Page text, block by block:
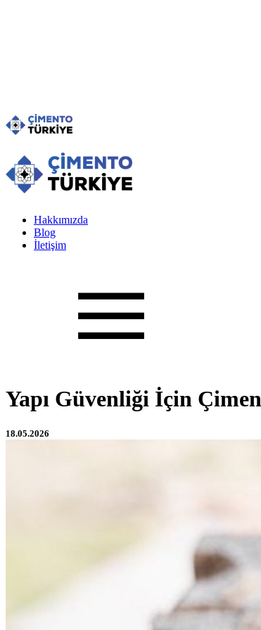
Hakkımızda
Blog
İletişim
Yapı Güvenliği İçin
18.05.2026